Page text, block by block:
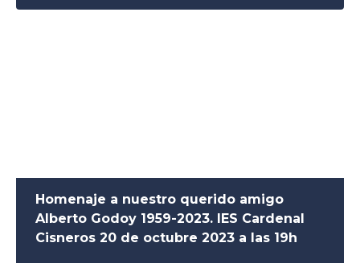
Homenaje a nuestro querido amigo
Alberto Godoy 1959-2023. IES Cardenal
Cisneros 20 de octubre 2023 a las 19h